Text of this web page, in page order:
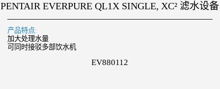
PENTAIR EVERPURE QL1X SINGLE, XC² 滤水设备
产品特点:
加大处理水量
可同时接驳多部饮水机
EV880112